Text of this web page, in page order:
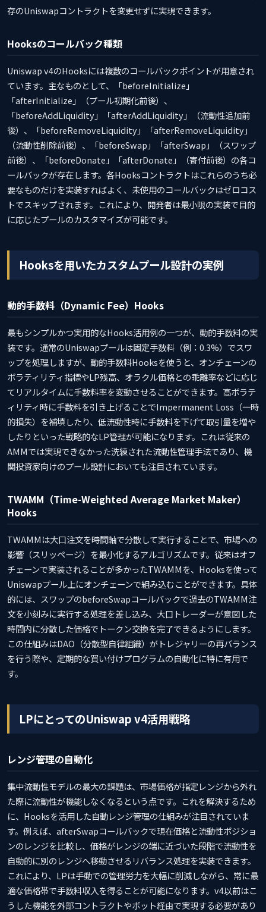
存のUniswapコントラクトを変更せずに実現できます。
Hooksのコールバック種類
Uniswap v4のHooksには複数のコールバックポイントが用意され
ています。主なものとして、「beforeInitialize」
「afterInitialize」（プール初期化前後）、
「beforeAddLiquidity」「afterAddLiquidity」（流動性追加前
後）、「beforeRemoveLiquidity」「afterRemoveLiquidity」
（流動性削除前後）、「beforeSwap」「afterSwap」（スワップ
前後）、「beforeDonate」「afterDonate」（寄付前後）の各コ
ールバックが存在します。各Hooksコントラクトはこれらのうち必
要なものだけを実装すればよく、未使用のコールバックはゼロコス
トでスキップされます。これにより、開発者は最小限の実装で目的
に応じたプールのカスタマイズが可能です。
Hooksを用いたカスタムプール設計の実例
動的手数料（Dynamic Fee）Hooks
最もシンプルかつ実用的なHooks活用例の一つが、動的手数料の実
装です。通常のUniswapプールは固定手数料（例：0.3%）でスワ
ップを処理しますが、動的手数料Hooksを使うと、オンチェーンの
ボラティリティ指標やLP残高、オラクル価格との乖離率などに応じ
てリアルタイムに手数料率を変動させることができます。高ボラテ
ィリティ時に手数料を引き上げることでImpermanent Loss（一時
的損失）を補填したり、低流動性時に手数料を下げて取引量を増や
したりといった戦略的なLP管理が可能になります。これは従来の
AMMでは実現できなかった洗練された流動性管理手法であり、機
関投資家向けのプール設計においても注目されています。
TWAMM（Time-Weighted Average Market Maker）
Hooks
TWAMMは大口注文を時間軸で分散して実行することで、市場への
影響（スリッページ）を最小化するアルゴリズムです。従来はオフ
チェーンで実装されることが多かったTWAMMを、Hooksを使って
Uniswapプール上にオンチェーンで組み込むことができます。具体
的には、スワップのbeforeSwapコールバックで過去のTWAMM注
文を小刻みに実行する処理を差し込み、大口トレーダーが意図した
時間内に分散した価格でトークン交換を完了できるようにします。
この仕組みはDAO（分散型自律組織）がトレジャリーの再バランス
を行う際や、定期的な買い付けプログラムの自動化に特に有用で
す。
LPにとってのUniswap v4活用戦略
レンジ管理の自動化
集中流動性モデルの最大の課題は、市場価格が指定レンジから外れ
た際に流動性が機能しなくなるという点です。これを解決するため
に、Hooksを活用した自動レンジ管理の仕組みが注目されていま
す。例えば、afterSwapコールバックで現在価格と流動性ポジショ
ンのレンジを比較し、価格がレンジの端に近づいた段階で流動性を
自動的に別のレンジへ移動させるリバランス処理を実装できます。
これにより、LPは手動での管理労力を大幅に削減しながら、常に最
適な価格帯で手数料収入を得ることが可能になります。v4以前はこ
うした機能を外部コントラクトやボット経由で実現する必要があり